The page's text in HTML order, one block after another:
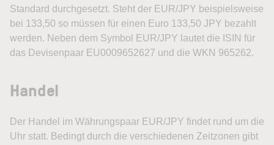
Standard durchgesetzt. Steht der EUR/JPY beispielsweise
bei 133,50 so müssen für einen Euro 133,50 JPY bezahlt
werden. Neben dem Symbol EUR/JPY lautet die ISIN für
das Devisenpaar EU0009652627 und die WKN 965262.
Handel
Der Handel im Währungspaar EUR/JPY findet rund um die
Uhr statt. Bedingt durch die verschiedenen Zeitzonen gibt